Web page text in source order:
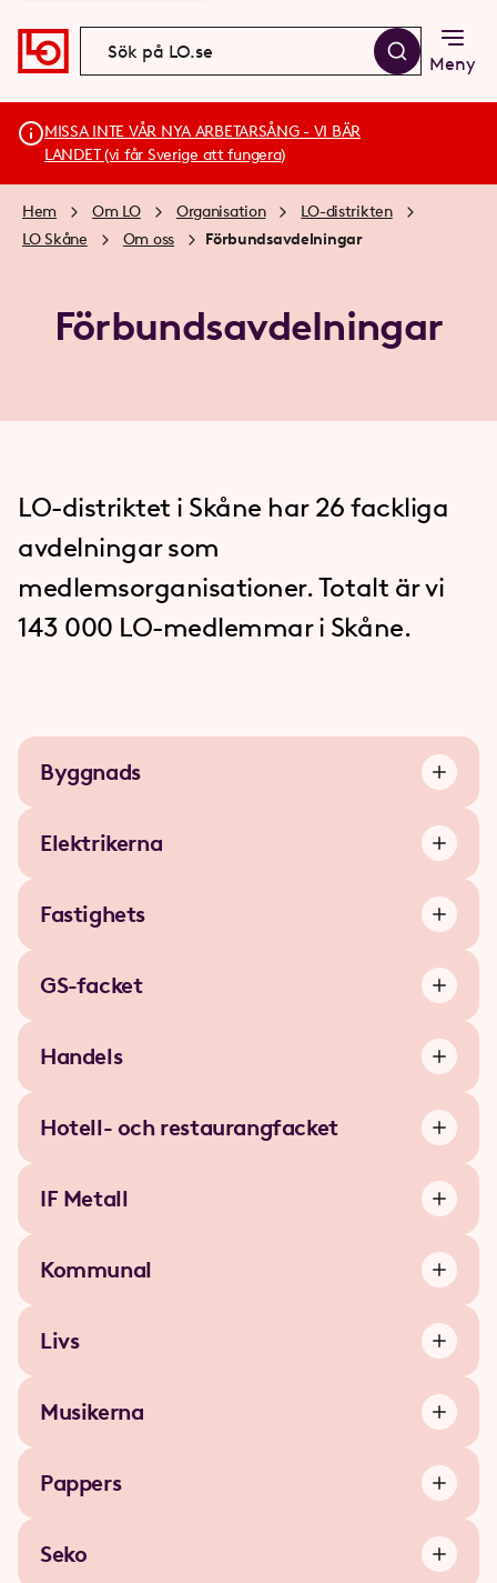
Meny
MISSA INTE VÅR NYA ARBETARSÅNG - VI BÄR
LANDET (vi får Sverige att fungera)
Hem Om LO Organisation
LO-distrikten
LO Skåne
Om oss Förbundsavdelningar
Förbundsavdelningar
LO-distriktet i Skåne har 26 fackliga
avdelningar som
medlemsorganisationer. Totalt är vi
143 000 LO-medlemmar i Skåne.
Byggnads
Elektriker­na
Fastighets
GS-facket
Handels
Hotell- och restaurang­facket
IF Metall
Kommunal
Livs
Musikerna
Pappers
Seko